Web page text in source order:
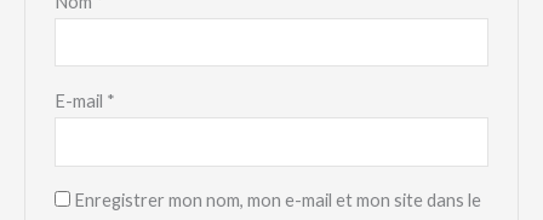
E-mail *
Enregistrer mon nom, mon e-mail et mon site dans le